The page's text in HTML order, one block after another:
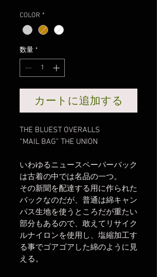
COLOR *
数量 *
カートに追加する
THE BLUEST OVERALLS
“MAIL BAG” THE UNION
いわゆるニュースペーパーバック
は古着の中では名品の一つ。
その新聞を配達する用に作られた
バックなのだが、普通は綿キャン
パス生地を使うところだが重たい
部分もあるので、敢えてリサイク
ルナイロンを使用し、塩縮加工す
る事でゴアゴアした綿のように見
える。